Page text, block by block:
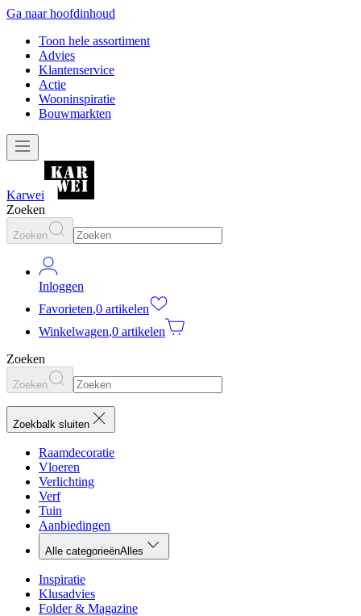
Ga naar hoofdinhoud
Toon hele assortiment
Advies
Klantenservice
Actie
Wooninspiratie
Bouwmarkten
Karwei
Zoeken
Zoeken
Inloggen
Favorieten,0 artikelen
Winkelwagen,0 artikelen
Zoeken
Zoeken
Zoekbalk sluiten
Raamdecoratie
Vloeren
Verlichting
Verf
Tuin
Aanbiedingen
Alle categorieënAlles
Inspiratie
Klusadvies
Folder & Magazine